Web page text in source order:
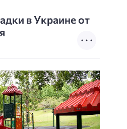
в Украине от